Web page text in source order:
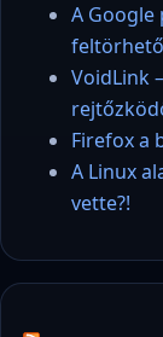
A Google
VoidLink
Firefox a
A Linux
vette?!